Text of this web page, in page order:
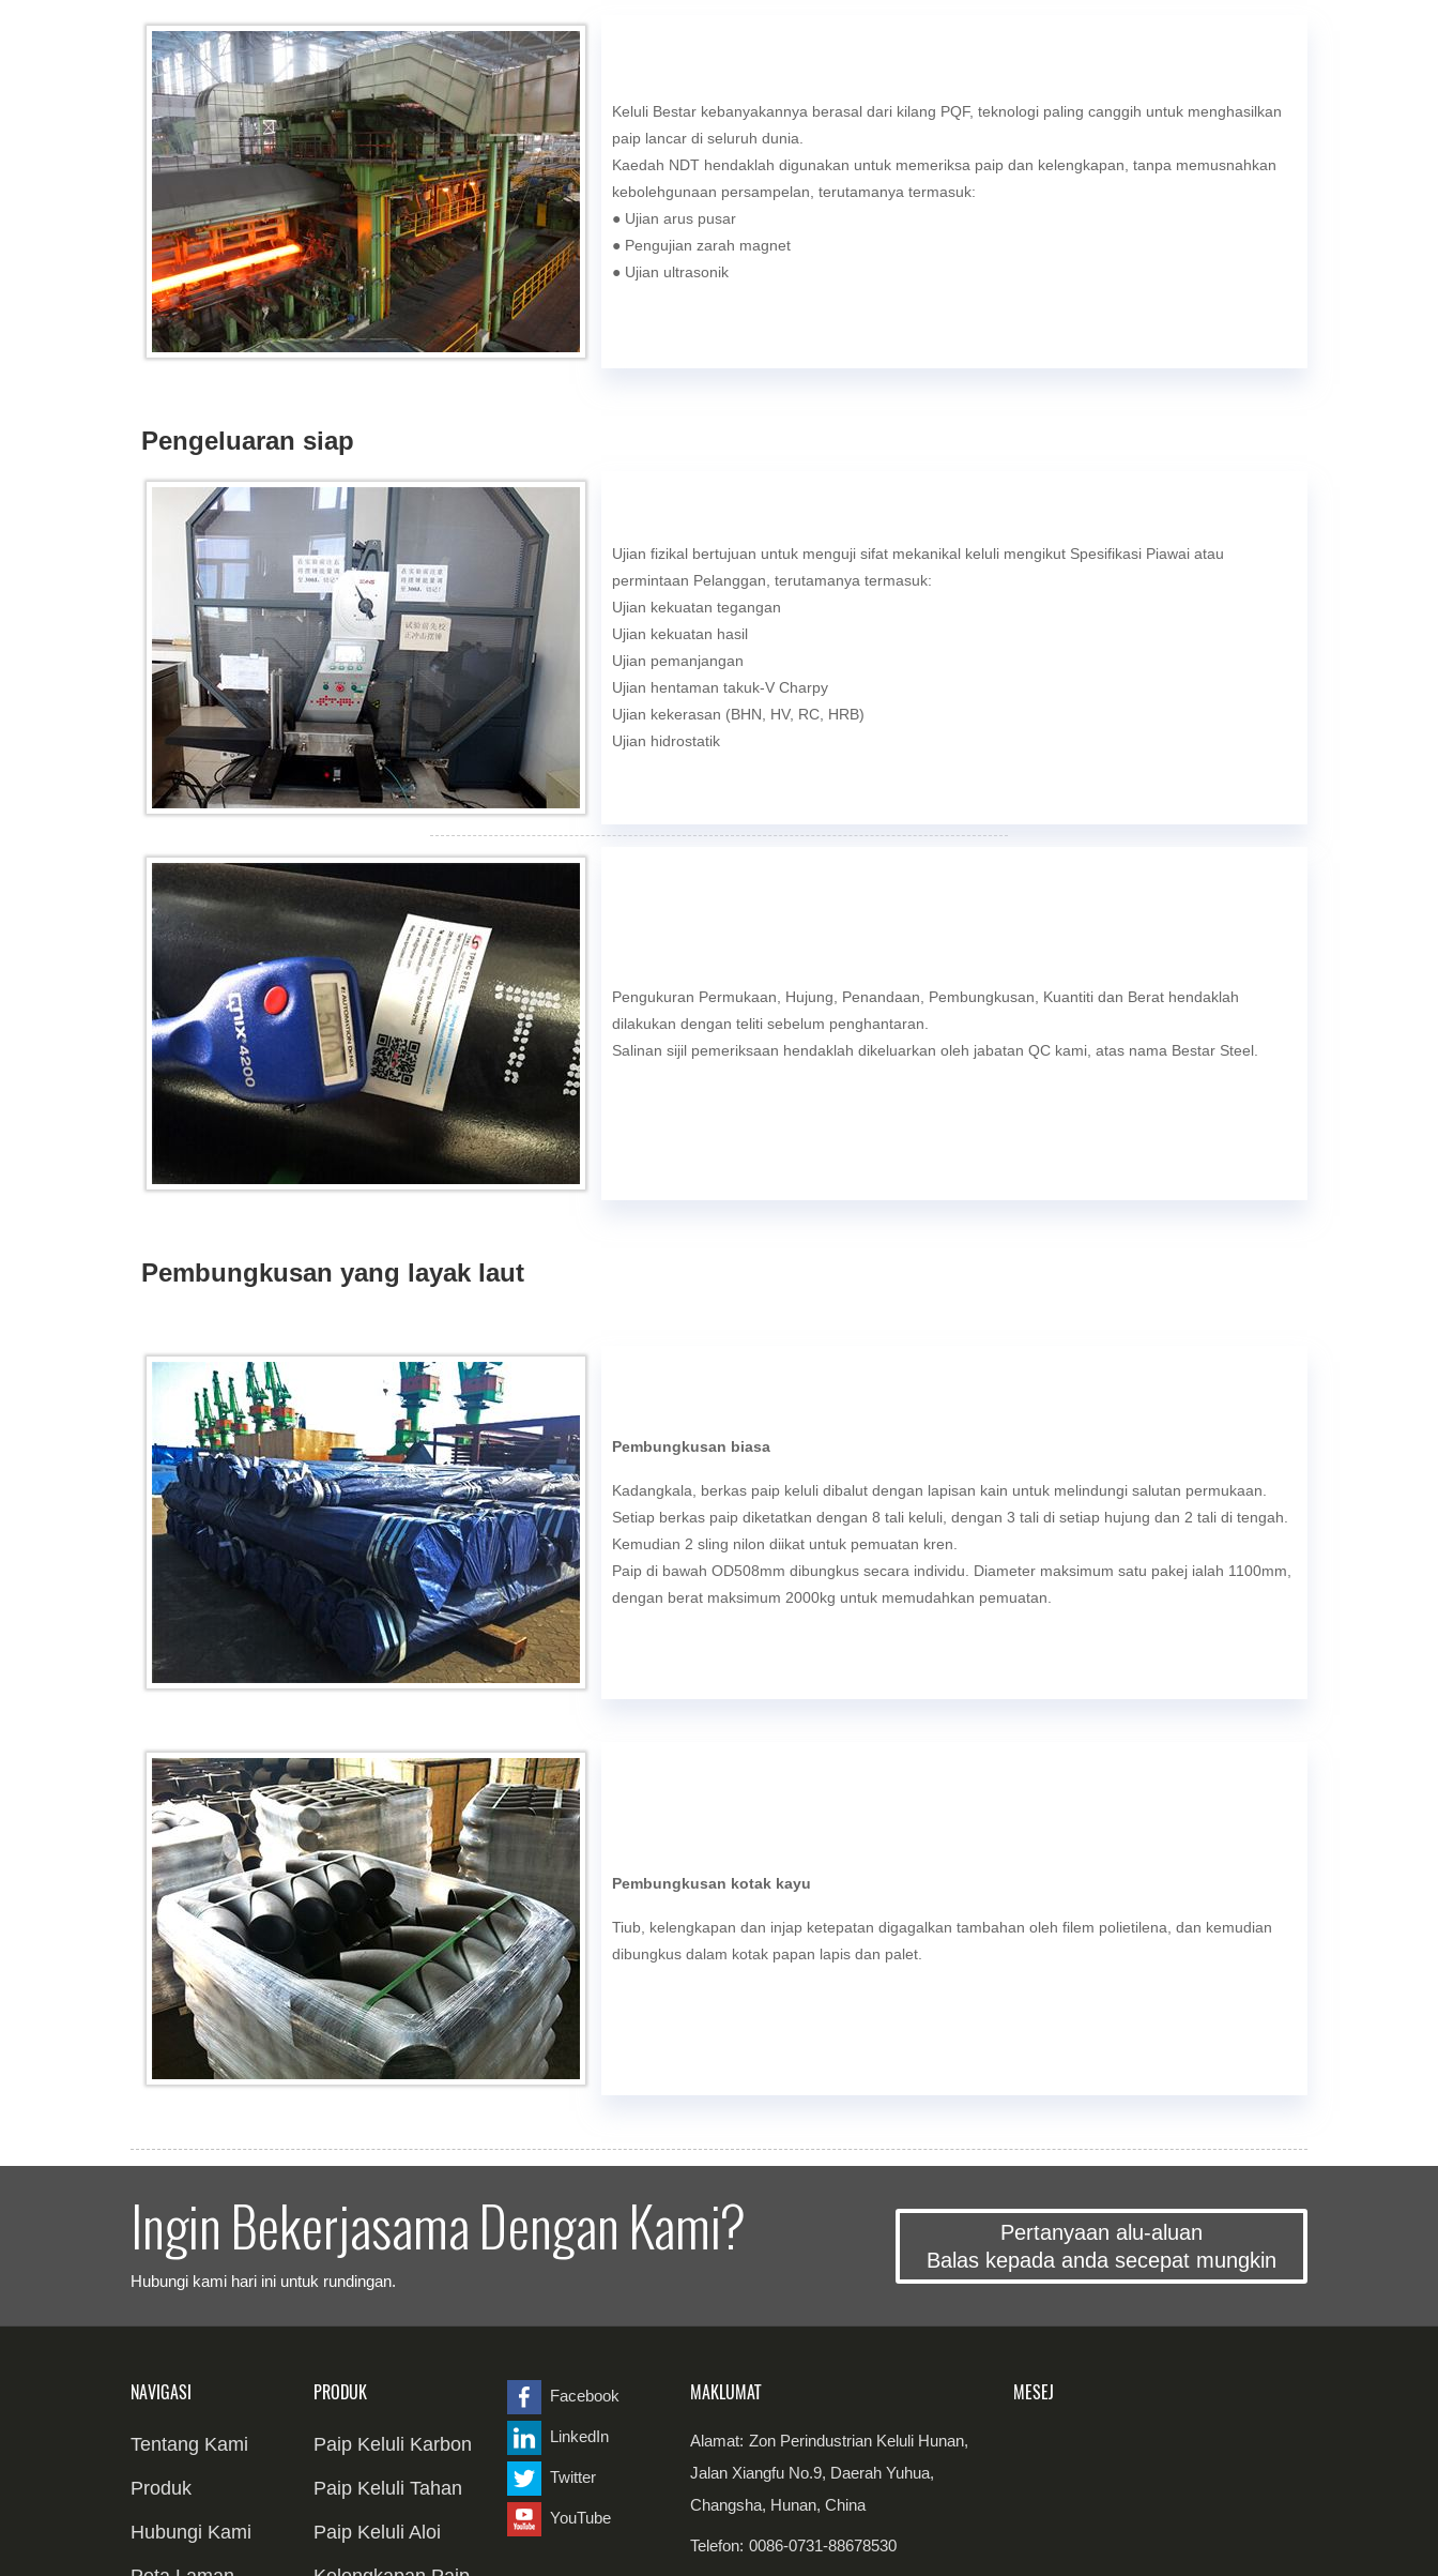
Keluli Bestar kebanyakannya berasal dari kilang PQF, teknologi paling canggih untuk menghasilkan
paip lancar di seluruh dunia.
Kaedah NDT hendaklah digunakan untuk memeriksa paip dan kelengkapan, tanpa memusnahkan
kebolehgunaan persampelan, terutamanya termasuk:
● Ujian arus pusar
● Pengujian zarah magnet
● Ujian ultrasonik
Pengeluaran siap
Ujian fizikal bertujuan untuk menguji sifat mekanikal keluli mengikut Spesifikasi Piawai atau
permintaan Pelanggan, terutamanya termasuk:
Ujian kekuatan tegangan
Ujian kekuatan hasil
Ujian pemanjangan
Ujian hentaman takuk-V Charpy
Ujian kekerasan (BHN, HV, RC, HRB)
Ujian hidrostatik
Pengukuran Permukaan, Hujung, Penandaan, Pembungkusan, Kuantiti dan Berat hendaklah
dilakukan dengan teliti sebelum penghantaran.
Salinan sijil pemeriksaan hendaklah dikeluarkan oleh jabatan QC kami, atas nama Bestar Steel.
Pembungkusan yang layak laut
Pembungkusan biasa
Kadangkala, berkas paip keluli dibalut dengan lapisan kain untuk melindungi salutan permukaan.
Setiap berkas paip diketatkan dengan 8 tali keluli, dengan 3 tali di setiap hujung dan 2 tali di tengah.
Kemudian 2 sling nilon diikat untuk pemuatan kren.
Paip di bawah OD508mm dibungkus secara individu. Diameter maksimum satu pakej ialah 1100mm,
dengan berat maksimum 2000kg untuk memudahkan pemuatan.
Pembungkusan kotak kayu
Tiub, kelengkapan dan injap ketepatan digagalkan tambahan oleh filem polietilena, dan kemudian
dibungkus dalam kotak papan lapis dan palet.
Ingin Bekerjasama Dengan Kami?
Hubungi kami hari ini untuk rundingan.
Pertanyaan alu-aluan
Balas kepada anda secepat mungkin
NAVIGASI
Tentang Kami
Produk
Hubungi Kami
PRODUK
Paip Keluli Karbon
Paip Lancar Keluli
Karbon
Paip Kimpalan
Keluli Karbon
Paip Selongsong
Paip Keluli Tahan
Karat
Paip 304
Paip Keluli Aloi
Paip Lancar Keluli
Facebook
LinkedIn
Twitter
YouTube
MAKLUMAT
Alamat: Zon Perindustrian Keluli Hunan,
Jalan Xiangfu No.9, Daerah Yuhua,
Changsha, Hunan, China
Telefon: 0086-0731-88678530
MESEJ